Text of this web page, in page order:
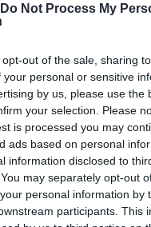
Do Not Process My
opt-out of the sale, sharing
your personal or sensitive
by us, please use the
your selection. Please
is processed you may
ads based on personal
information disclosed to
may separately opt-out
personal information by
participants. This
be az AI-t! Állítsd
ben.
HÍREK
a játékosok
jöhet a